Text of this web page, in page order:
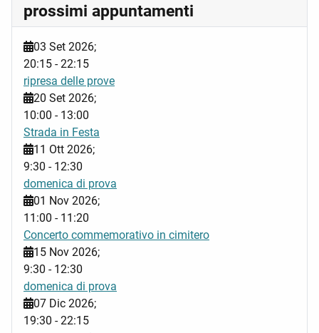
prossimi appuntamenti
03 Set 2026;
20:15 -22:15
ripresa delle prove
20 Set 2026;
10:00 - 13:00
Strada in Festa
11 Ott 2026;
9:30 - 12:30
domenica di prova
01 Nov 2026;
11:00 - 11:20
Concerto commemorativo in cimitero
15 Nov 2026;
9:30 - 12:30
domenica di prova
07 Dic 2026;
19:30 -22:15